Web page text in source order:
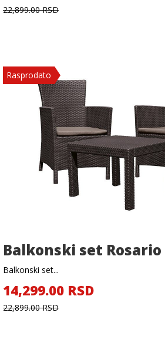
22,899.00 RSD
Rasprodato
Balkonski set
Balkonski set...
14,299.00 RSD
22,899.00 RSD